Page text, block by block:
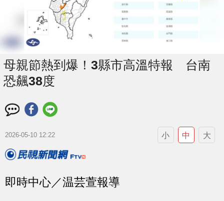
母親節熱到爆！3縣市高溫特報 台南
恐飆38度
2026-05-10 12:22 小 中 大
即時中心／温芸萱報導